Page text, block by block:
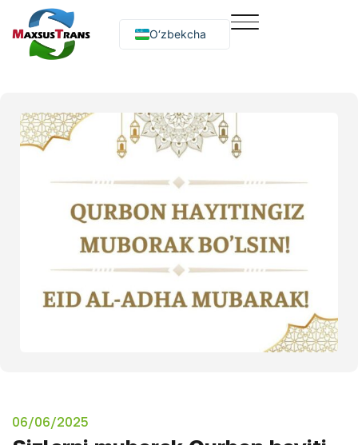
O‘zbekcha
Русский
06/06/2025